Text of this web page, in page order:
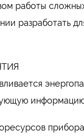
работы
разработать